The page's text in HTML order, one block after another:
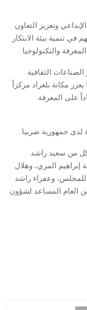
وتعزيز التعاون
تنمية بيئة الابتكار
والتكنولوجيا .
الثقافية
مكانة بلغراد مركزاً
على المعرفة
لدى جمهورية صربيا .
كل من سعيد راشد
المري، وهلال
للمجلس، وعفراء راشد
العام المساعد لشؤون